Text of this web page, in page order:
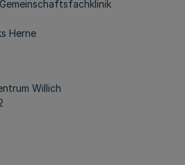
Herne
Willich